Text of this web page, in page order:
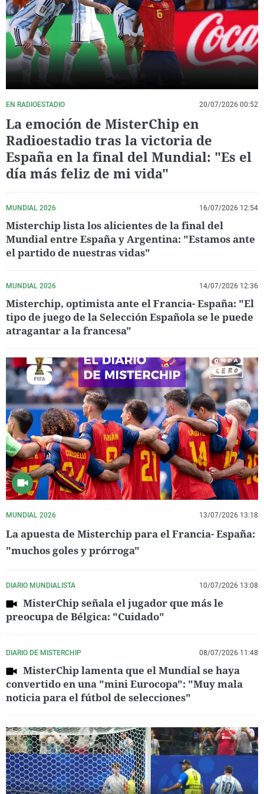
La rosa de los vientos
Gente viajera
Como el perro y el
Caso
Retornados
Equipo de
Operación Viuda
Extremadura
Galicia
La Rioja
Navarra
País Vasco
Virales
Televisión
Elecciones
EN RADIOESTADIO 20/07/2026 00:52
La emoción de MisterChip en
Radioestadio tras la victoria de
España en la final del Mundial: "Es el
día más feliz de mi vida"
MUNDIAL 2026 16/07/2026 12:54
Misterchip lista los alicientes de la final del
Mundial entre España y Argentina: "Estamos ante
el partido de nuestras vidas"
MUNDIAL 2026 14/07/2026 12:36
Misterchip, optimista ante el Francia- España: "El
tipo de juego de la Selección Española se le puede
atragantar a la francesa"
MUNDIAL 2026 13/07/2026 13:18
La apuesta de Misterchip para el Francia- España:
"muchos goles y prórroga"
DIARIO MUNDIALISTA 10/07/2026 13:08
MisterChip señala el jugador que más le
preocupa de Bélgica: "Cuidado"
DIARIO DE MISTERCHIP 08/07/2026 11:48
MisterChip lamenta que el Mundial se haya
convertido en una "mini Eurocopa": "Muy mala
noticia para el fútbol de selecciones"